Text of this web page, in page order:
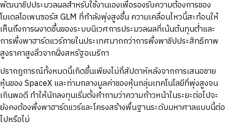
พัฒนาชิปประมวลผลสำหรับใช้งานเองเพื่อรองรับความต้องการของ
โมเดลโอเพนซอร์ส GLM ที่กำลังพุ่งสูงขึ้น ความเคลื่อนไหวนี้สะท้อนให้
เห็นถึงการผงาดขึ้นของระบบนิเวศการประมวลผลที่เน้นต้นทุนต่ำและ
การพึ่งพาฮาร์ดแวร์ภายในประเทศมากกว่าการพึ่งพาชิปประสิทธิภาพ
สูงราคาสูงลิ่วจากฝั่งสหรัฐอเมริกา
ปรากฏการณ์ทั้งหมดนี้เกิดขึ้นเพียงไม่กี่สัปดาห์หลังจากการเสนอขาย
หุ้นของ SpaceX และท่ามกลางมูลค่าของหุ้นกลุ่มเทคโนโลยีที่พุ่งสูงจน
เกินพอดี ทำให้นักลงทุนเริ่มตั้งคำถามว่าความก้าวหน้าในระยะต่อไปจะ
ยังคงต้องพึ่งพาฮาร์ดแวร์และโครงสร้างพื้นฐานระดับมหาศาลแบบนี้ต่อ
ไปหรือไม่